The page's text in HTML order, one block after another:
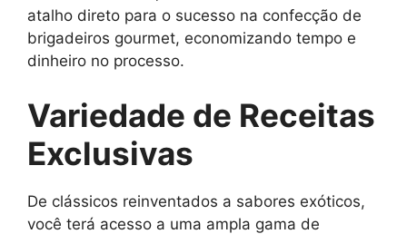
atalho direto para o sucesso na confecção de
brigadeiros gourmet, economizando tempo e
dinheiro no processo.
Variedade de Receitas
Exclusivas
De clássicos reinventados a sabores exóticos,
você terá acesso a uma ampla gama de